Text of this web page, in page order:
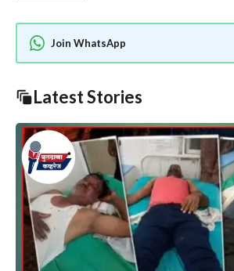
Join WhatsApp
Latest Stories